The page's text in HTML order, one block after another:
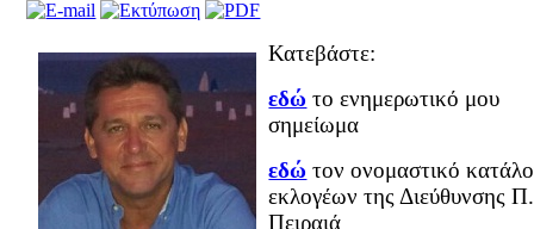
Κατεβάστε:
εδώ το ενημερωτικό μου
σημείωμα
εδώ τον ονομαστικό
εκλογέων της Διεύθυνσης
Πειραιά